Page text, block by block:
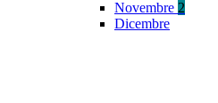
Novembre 2
Dicembre